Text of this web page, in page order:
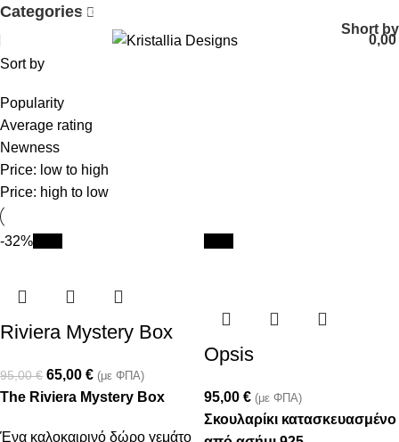
Join our newsletter and enjoy 10% Off
0,00
Categories
Short by
Sort by
Popularity
Average rating
Newness
Price: low to high
Price: high to low
-32%
Riviera Mystery Box
95,00€ 65,00 € (με ΦΠΑ)
The Riviera Mystery Box
Ένα καλοκαιρινό δώρο γεμάτο
Opsis
95,00 € (με ΦΠΑ)
Σκουλαρίκι κατασκευασμένο